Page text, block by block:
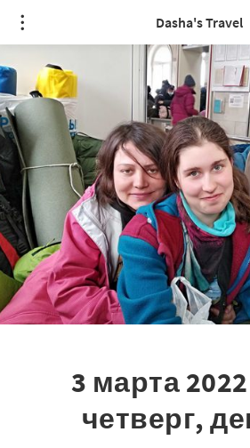
Dasha's Travel
3 марта
четверг,